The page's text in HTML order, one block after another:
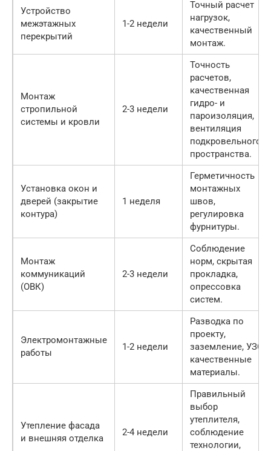
Устройство
межэтажных
перекрытий
1-2 недели
Точный расчет
нагрузок,
качественный
монтаж.
Монтаж
стропильной
системы и кровли
2-3 недели
Точность
расчетов,
качественная
гидро- и
пароизоляция,
вентиляция
подкровельного
пространства.
Установка окон и
дверей (закрытие
контура)
1 неделя
Герметичность
монтажных
швов,
регулировка
фурнитуры.
Монтаж
коммуникаций
(ОВК)
2-3 недели
Соблюдение
норм, скрытая
прокладка,
опрессовка
систем.
Электромонтажные
работы
1-2 недели
Разводка по
проекту,
заземление, УЗО,
качественные
материалы.
Утепление фасада
и внешняя отделка
2-4 недели
Правильный
выбор
утеплителя,
соблюдение
технологии,